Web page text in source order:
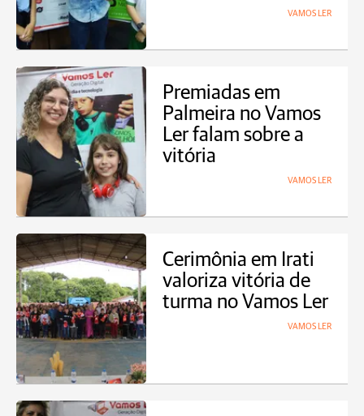
VAMOS LER
Premiadas em
Palmeira no Vamos
Ler falam sobre a
vitória
VAMOS LER
Cerimônia em Irati
valoriza vitória de
turma no Vamos Ler
VAMOS LER